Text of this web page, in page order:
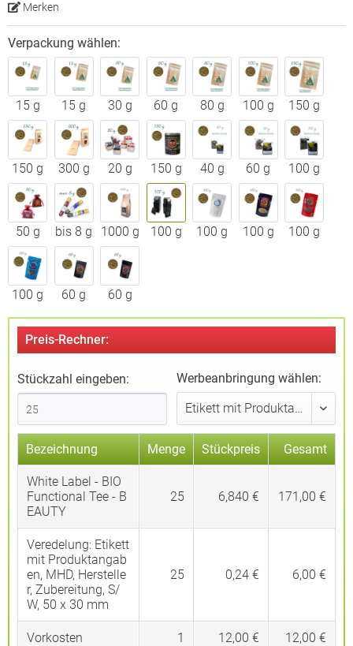
Merken
Verpackung wählen:
15 g 15 g 30 g 60 g 80 g 100 g 150 g
150 g 300 g 20 g 150 g 40 g 60 g 100 g
50 g bis 8 g 1000 g 100 g 100 g 100 g 100 g
100 g 60 g 60 g
Preis-Rechner:
Stückzahl eingeben: Werbeanbringung wählen:
Bezeichnung Menge Stückpreis Gesamt
White Label - BIO
Functional Tee - B
EAUTY
25 6,840 € 171,00 €
Veredelung: Etikett
mit Produktangab
en, MHD, Herstelle
r, Zubereitung, S/
W, 50 x 30 mm
25 0,24 € 6,00 €
Vorkosten 1 12,00 € 12,00 €